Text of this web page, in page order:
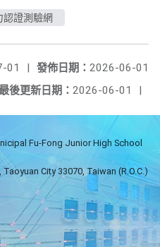
認證測驗網
發佈日期： 2026-06-01
01
|
後更新日期： 2026-06-01 |
Fu-Fong Junior High School
City 33070, Taiwan (R.O.C.)